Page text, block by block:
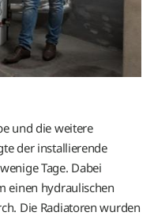
und die weitere
der installierende
Tage. Dabei
einen hydraulischen
Die Radiatoren wurden